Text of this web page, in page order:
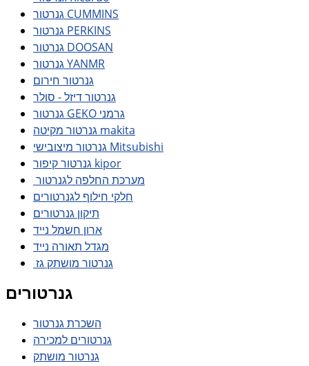
גנרטור CUMMINS
גנרטור PERKINS
גנרטור DOOSAN
גנרטור YANMR
גנרטור חירום
גנרטור דיזל - סולר
גנרטור GEKO גרמני
גנרטור מקיטה makita
גנרטור מיצובישי Mitsubishi
גנרטור קיפור kipor
מערכת החלפה לגנרטור
חלקי חילוף לגנרטורים
תיקון גנרטורים
ארון חשמל נייד
מגדל תאורה נייד
גנרטור מושתק גז
גנרטורים
השכרת גנרטור
גנרטורים למכירה
גנרטור מושתק